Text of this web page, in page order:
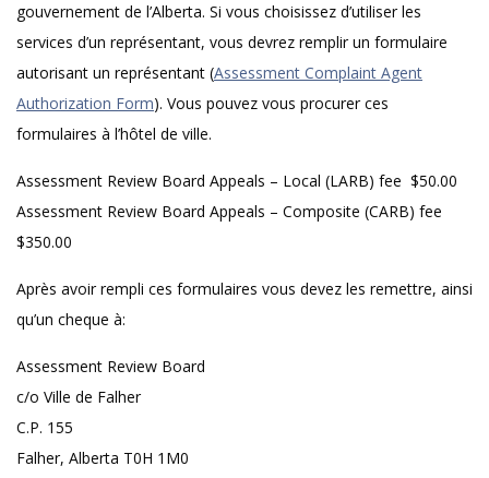
gouvernement de l’Alberta. Si vous choisissez d’utiliser les
services d’un représentant, vous devrez remplir un formulaire
autorisant un représentant (Assessment Complaint Agent
Authorization Form). Vous pouvez vous procurer ces
formulaires à l’hôtel de ville.
Assessment Review Board Appeals – Local (LARB) fee $50.00
Assessment Review Board Appeals – Composite (CARB) fee
$350.00
Après avoir rempli ces formulaires vous devez les remettre, ainsi
qu’un cheque à:
Assessment Review Board
c/o Ville de Falher
C.P. 155
Falher, Alberta T0H 1M0